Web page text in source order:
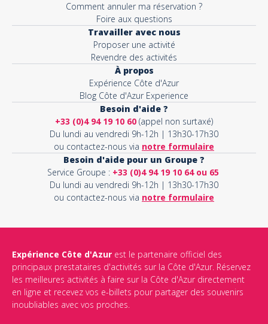
Comment annuler ma réservation ?
Foire aux questions
Travailler avec nous
Proposer une activité
Revendre des activités
À propos
Expérience Côte d'Azur
Blog Côte d'Azur Experience
Besoin d'aide ?
+33 (0)4 94 19 10 60 (appel non surtaxé)
Du lundi au vendredi 9h-12h | 13h30-17h30
ou contactez-nous via notre formulaire
Besoin d'aide pour un Groupe ?
Service Groupe : +33 (0)4 94 19 10 64 ou 65
Du lundi au vendredi 9h-12h | 13h30-17h30
ou contactez-nous via notre formulaire
Expérience Côte d'Azur est le partenaire officiel des
principaux prestataires d'activités sur la Côte d'Azur. Réservez
les meilleures activités à faire sur la Côte d'Azur directement
en ligne et recevez vos e-billets pour partager des souvenirs
inoubliables avec vos proches.